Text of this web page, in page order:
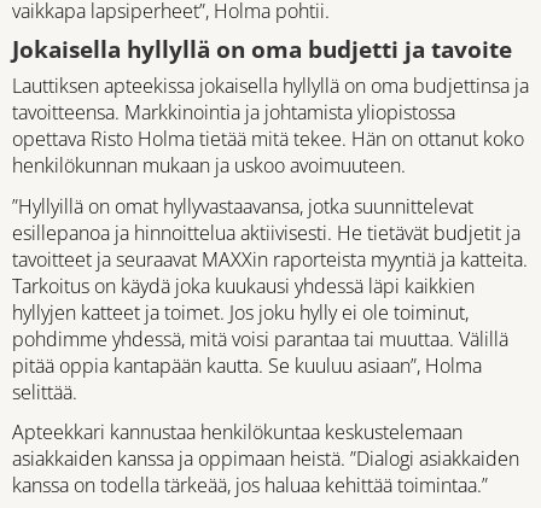
vaikkapa lapsiperheet”, Holma pohtii.
Jokaisella hyllyllä on oma budjetti ja tavoite
Lauttiksen apteekissa jokaisella hyllyllä on oma budjettinsa ja
tavoitteensa. Markkinointia ja johtamista yliopistossa
opettava Risto Holma tietää mitä tekee. Hän on ottanut koko
henkilökunnan mukaan ja uskoo avoimuuteen.
”Hyllyillä on omat hyllyvastaavansa, jotka suunnittelevat
esillepanoa ja hinnoittelua aktiivisesti. He tietävät budjetit ja
tavoitteet ja seuraavat MAXXin raporteista myyntiä ja katteita.
Tarkoitus on käydä joka kuukausi yhdessä läpi kaikkien
hyllyjen katteet ja toimet. Jos joku hylly ei ole toiminut,
pohdimme yhdessä, mitä voisi parantaa tai muuttaa. Välillä
pitää oppia kantapään kautta. Se kuuluu asiaan”, Holma
selittää.
Apteekkari kannustaa henkilökuntaa keskustelemaan
asiakkaiden kanssa ja oppimaan heistä. ”Dialogi asiakkaiden
kanssa on todella tärkeää, jos haluaa kehittää toimintaa.”